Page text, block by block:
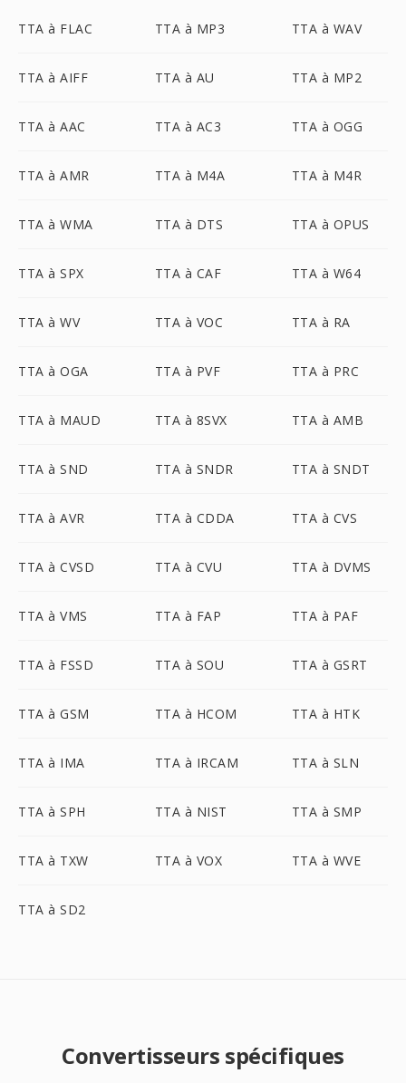
TTA à FLAC TTA à MP3 TTA à WAV
TTA à AIFF TTA à AU TTA à MP2
TTA à AAC TTA à AC3 TTA à OGG
TTA à AMR TTA à M4A TTA à M4R
TTA à WMA TTA à DTS TTA à OPUS
TTA à SPX TTA à CAF TTA à W64
TTA à WV TTA à VOC TTA à RA
TTA à OGA TTA à PVF TTA à PRC
TTA à MAUD TTA à 8SVX TTA à AMB
TTA à SND TTA à SNDR TTA à SNDT
TTA à AVR TTA à CDDA TTA à CVS
TTA à CVSD TTA à CVU TTA à DVMS
TTA à VMS TTA à FAP TTA à PAF
TTA à FSSD TTA à SOU TTA à GSRT
TTA à GSM TTA à HCOM TTA à HTK
TTA à IMA TTA à IRCAM TTA à SLN
TTA à SPH TTA à NIST TTA à SMP
TTA à TXW TTA à VOX TTA à WVE
TTA à SD2
Convertisseurs spécifiques